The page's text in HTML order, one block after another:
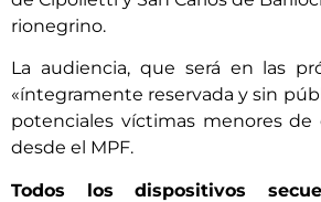
rionegrino.
La audiencia, que será en las
«íntegramente reservada y sin
potenciales víctimas menores de
desde el MPF.
Todos los dispositivos